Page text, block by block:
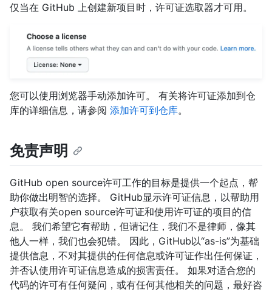
仅当在 GitHub 上创建新项目时，许可证选取器才可用。
您可以使用浏览器手动添加许可。 有关将许可证添加到仓
库的详细信息，请参阅 添加许可到仓库。
免责声明
GitHub open source许可工作的目标是提供一个起点，帮
助你做出明智的选择。 GitHub显示许可证信息，以帮助用
户获取有关open source许可证和使用许可证的项目的信
息。 我们希望它有帮助，但请记住，我们不是律师，像其
他人一样，我们也会犯错。 因此，GitHub以“as-is”为基础
提供信息，不对其提供的任何信息或许可证作出任何保证，
并否认使用许可证信息造成的损害责任。 如果对适合您的
代码的许可有任何疑问，或有任何其他相关的问题，最好咨